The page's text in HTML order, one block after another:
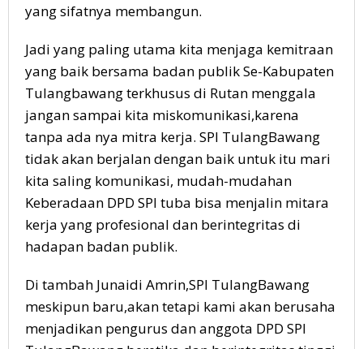
yang sifatnya membangun.
Jadi yang paling utama kita menjaga kemitraan
yang baik bersama badan publik Se-Kabupaten
Tulangbawang terkhusus di Rutan menggala
jangan sampai kita miskomunikasi,karena
tanpa ada nya mitra kerja. SPI TulangBawang
tidak akan berjalan dengan baik untuk itu mari
kita saling komunikasi, mudah-mudahan
Keberadaan DPD SPI tuba bisa menjalin mitara
kerja yang profesional dan berintegritas di
hadapan badan publik.
Di tambah Junaidi Amrin,SPI TulangBawang
meskipun baru,akan tetapi kami akan berusaha
menjadikan pengurus dan anggota DPD SPI